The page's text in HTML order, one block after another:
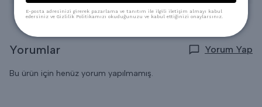
Yorumlar Yorum Yap
Bu ürün için henüz yorum yapılmamış.
E-posta adresinizi girerek pazarlama ve tanıtım ile ilgili iletişim almayı kabul
edersiniz ve Gizlilik Politikamızı okuduğunuzu ve kabul ettiğinizi onaylarsınız.